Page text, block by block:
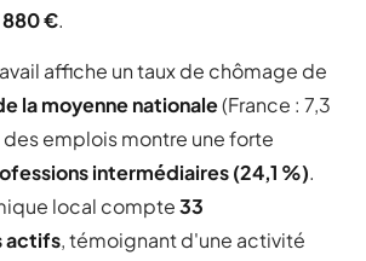
€.
affiche un taux de chômage de
la moyenne nationale(France : 7,3
des emplois montre une forte
intermédiaires (24,1 %).
local compte33
actifs, témoignant d'une activité